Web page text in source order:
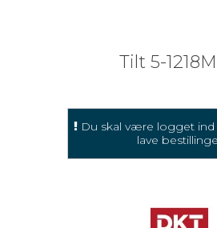
Tilt 5-
Du skal være logget ind
lave